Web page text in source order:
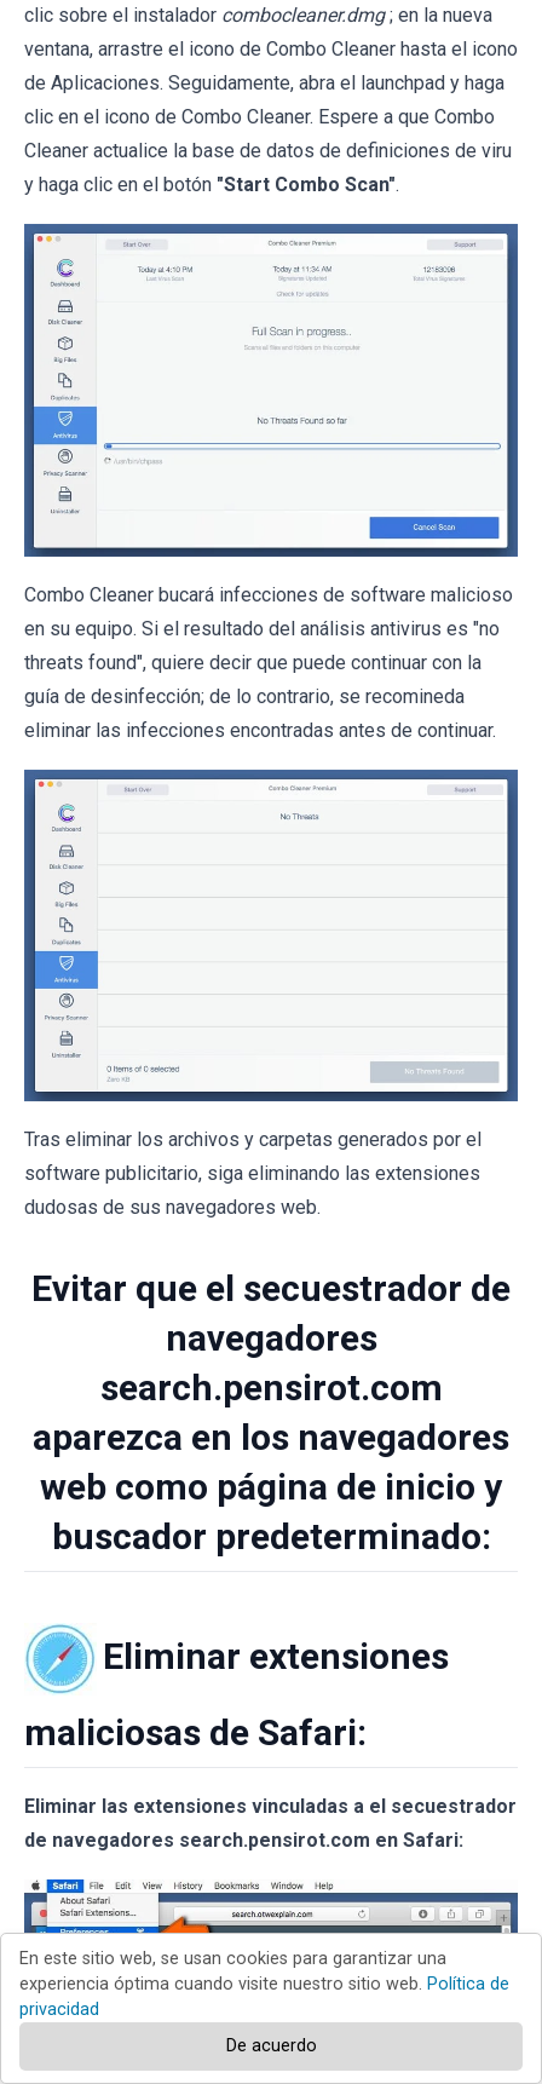
clic sobre el instalador combocleaner.dmg ; en la nueva
ventana, arrastre el icono de Combo Cleaner hasta el icono
de Aplicaciones. Seguidamente, abra el launchpad y haga
clic en el icono de Combo Cleaner. Espere a que Combo
Cleaner actualice la base de datos de definiciones de viru
y haga clic en el botón "Start Combo Scan".
Combo Cleaner bucará infecciones de software malicioso
en su equipo. Si el resultado del análisis antivirus es "no
threats found", quiere decir que puede continuar con la
guía de desinfección; de lo contrario, se recomineda
eliminar las infecciones encontradas antes de continuar.
Tras eliminar los archivos y carpetas generados por el
software publicitario, siga eliminando las extensiones
dudosas de sus navegadores web.
Evitar que el secuestrador de
navegadores
search.pensirot.com
aparezca en los navegadores
web como página de inicio y
buscador predeterminado:
Eliminar extensiones
maliciosas de Safari:
Eliminar las extensiones vinculadas a el secuestrador
de navegadores search.pensirot.com en Safari:
En este sitio web, se usan cookies para garantizar una
experiencia óptima cuando visite nuestro sitio web. Política de
privacidad
De acuerdo